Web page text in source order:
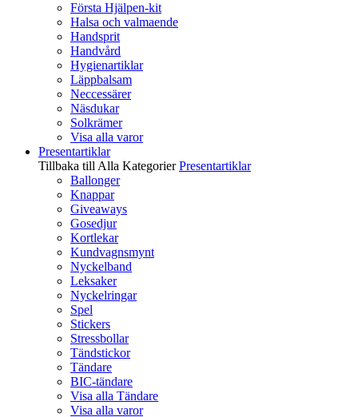
Första Hjälpen-kit
Halsa och valmaende
Handsprit
Handvård
Hygienartiklar
Läppbalsam
Neccessärer
Näsdukar
Solkrämer
Visa alla varor
Presentartiklar
Tillbaka till Alla Kategorier Presentartiklar
Ballonger
Knappar
Giveaways
Gosedjur
Kortlekar
Kundvagnsmynt
Nyckelband
Leksaker
Nyckelringar
Spel
Stickers
Stressbollar
Tändstickor
Tändare
BIC-tändare
Visa alla Tändare
Visa alla varor